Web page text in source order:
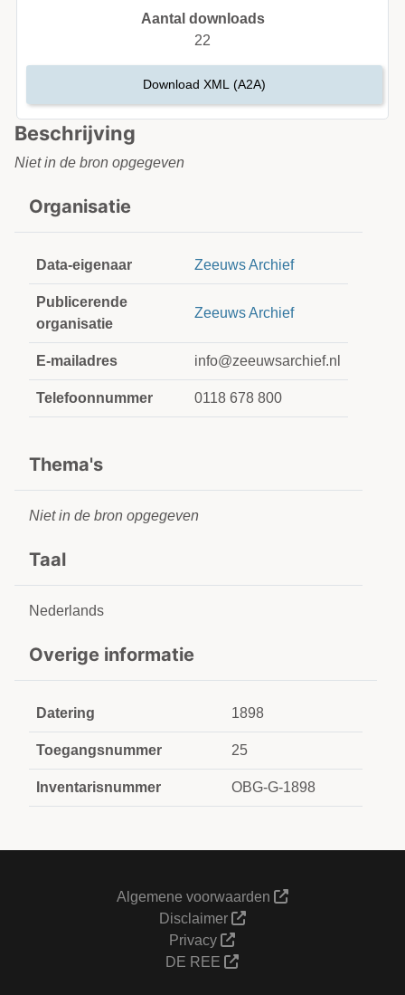
Beschrijving
Niet in de bron opgegeven
Organisatie
Data-eigenaar Zeeuws Archief
Publicerende
organisatie
Zeeuws Archief
E-mailadres info@zeeuwsarchief.nl
Telefoonnummer 0118 678 800
Thema's
Niet in de bron opgegeven
Taal
Nederlands
Overige informatie
Datering 1898
Toegangsnummer 25
Inventarisnummer OBG-G-1898
Aantal downloads
22
Download XML (A2A)
Algemene voorwaarden
Disclaimer
Privacy
DE REE